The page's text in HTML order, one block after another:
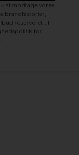
at modtage vores
brandhistorier,
reserveret til
for